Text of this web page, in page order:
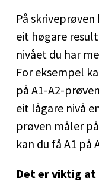
På
eit høgare
nivået du har
For eksempel
på A1-A2-
eit lågare nivå
prøven måler
kan du få A1 på
Det er viktig at